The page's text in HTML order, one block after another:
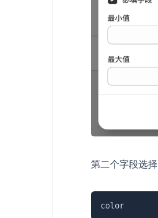
第二个字段选择
color